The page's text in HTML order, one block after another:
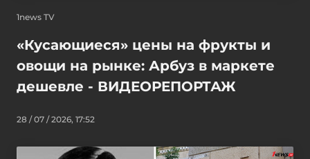
1news TV
«Кусающиеся» цены на фрукты и
овощи на рынке: Арбуз в маркете
дешевле - ВИДЕОРЕПОРТАЖ
28 / 07 / 2026, 17:52